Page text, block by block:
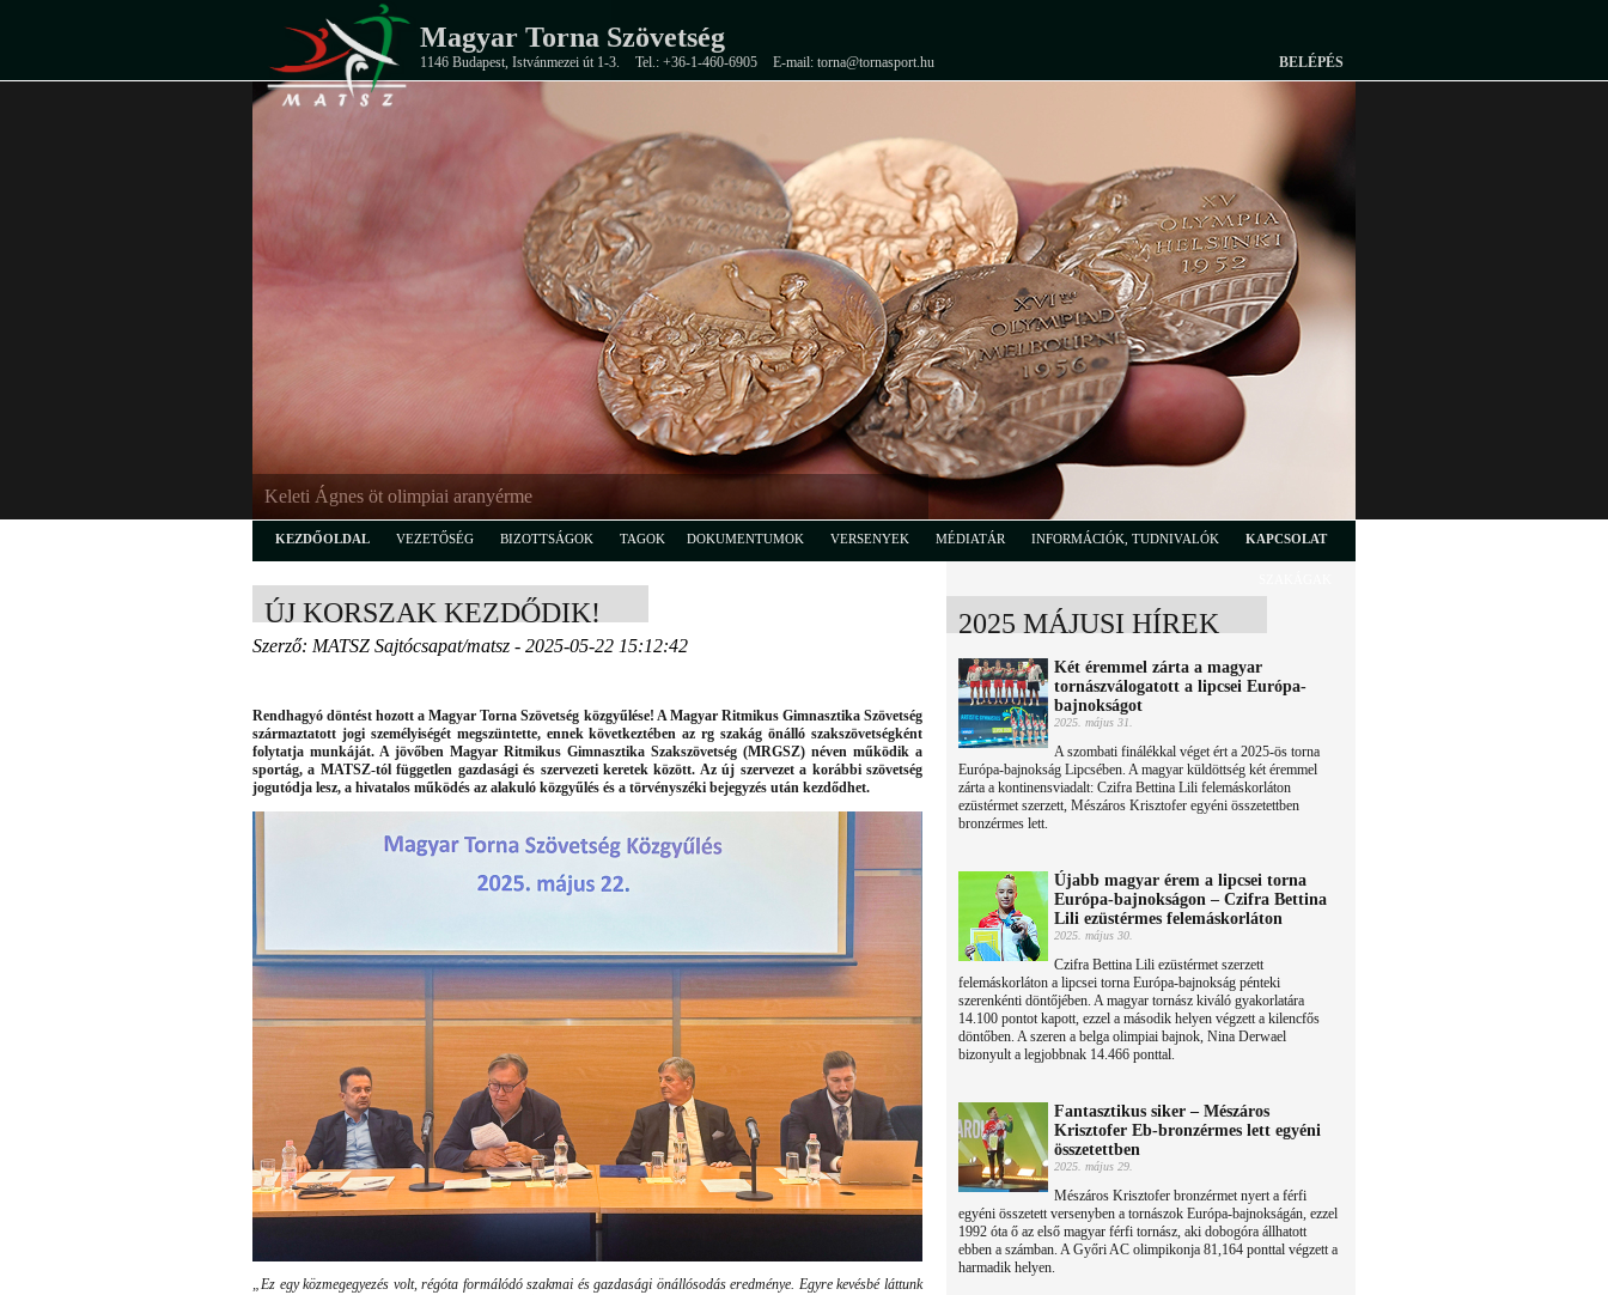
Magyar Torna Szövetség
1146 Budapest, Istvánmezei út 1-3. Tel.: +36-1-460-6905 E-mail: torna@tornasport.hu BELÉPÉS
Keleti Ágnes öt olimpiai aranyérme
KEZDŐOLDAL VEZETŐSÉG BIZOTTSÁGOK TAGOK DOKUMENTUMOK VERSENYEK MÉDIATÁR INFORMÁCIÓK, TUDNIVALÓK KAPCSOLAT
ÚJ KORSZAK KEZDŐDIK!
Szerző: MATSZ Sajtócsapat/matsz - 2025-05-22 15:12:42
Rendhagyó döntést hozott a Magyar Torna Szövetség közgyűlése! A Magyar Ritmikus Gimnasztika Szövetség
származtatott jogi személyiségét megszüntette, ennek következtében az rg szakág önálló szakszövetségként
folytatja munkáját. A jövőben Magyar Ritmikus Gimnasztika Szakszövetség (MRGSZ) néven működik a
sportág, a MATSZ-tól független gazdasági és szervezeti keretek között. Az új szervezet a korábbi szövetség
jogutódja lesz, a hivatalos működés az alakuló közgyűlés és a törvényszéki bejegyzés után kezdődhet.
„Ez egy közmegegyezés volt, régóta formálódó szakmai és gazdasági önállósodás eredménye. Egyre kevésbé láttunk
2025 MÁJUSI HÍREK
Két éremmel zárta a magyar
tornászválogatott a lipcsei Európa-
bajnokságot
2025. május 31.
A szombati finálékkal véget ért a 2025-ös torna
Európa-bajnokság Lipcsében. A magyar küldöttség két éremmel
zárta a kontinensviadalt: Czifra Bettina Lili felemáskorláton
ezüstérmet szerzett, Mészáros Krisztofer egyéni összetettben
bronzérmes lett.
Újabb magyar érem a lipcsei torna
Európa-bajnokságon – Czifra Bettina
Lili ezüstérmes felemáskorláton
2025. május 30.
Czifra Bettina Lili ezüstérmet szerzett
felemáskorláton a lipcsei torna Európa-bajnokság pénteki
szerenkénti döntőjében. A magyar tornász kiváló gyakorlatára
14.100 pontot kapott, ezzel a második helyen végzett a kilencfős
döntőben. A szeren a belga olimpiai bajnok, Nina Derwael
bizonyult a legjobbnak 14.466 ponttal.
Fantasztikus siker – Mészáros
Krisztofer Eb-bronzérmes lett egyéni
összetettben
2025. május 29.
Mészáros Krisztofer bronzérmet nyert a férfi
egyéni összetett versenyben a tornászok Európa-bajnokságán, ezzel
1992 óta ő az első magyar férfi tornász, aki dobogóra állhatott
ebben a számban. A Győri AC olimpikonja 81,164 ponttal végzett a
harmadik helyen.